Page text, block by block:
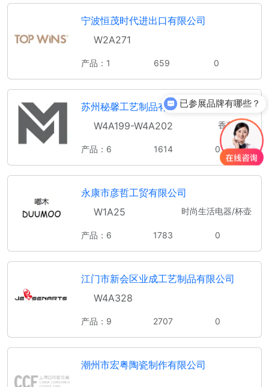
宁波恒茂时代进出口有限公司
W2A271
产品：1 659 0
苏州秘馨工艺制品有限公司
W4A199-W4A202
香薰制品
产品：6 1614 0
永康市彦哲工贸有限公司
W1A25
时尚生活电器/杯壶
产品：6 1783 0
江门市新会区业成工艺制品有限公司
W4A328
产品：9 2707 0
潮州市宏粤陶瓷制作有限公司
已参展品牌有哪些？
你们是怎么收费的呢？